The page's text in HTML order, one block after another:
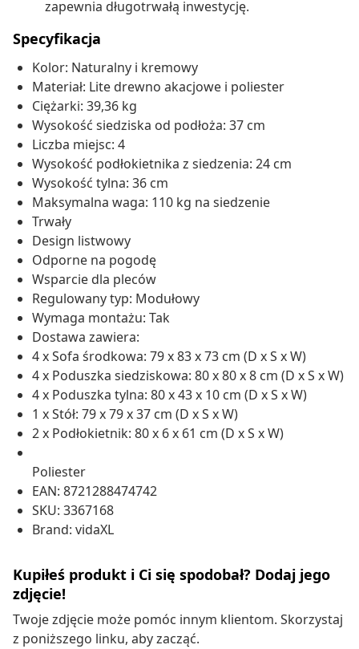
zapewnia długotrwałą inwestycję.
Specyfikacja
Kolor: Naturalny i kremowy
Materiał: Lite drewno akacjowe i poliester
Ciężarki: 39,36 kg
Wysokość siedziska od podłoża: 37 cm
Liczba miejsc: 4
Wysokość podłokietnika z siedzenia: 24 cm
Wysokość tylna: 36 cm
Maksymalna waga: 110 kg na siedzenie
Trwały
Design listwowy
Odporne na pogodę
Wsparcie dla pleców
Regulowany typ: Modułowy
Wymaga montażu: Tak
Dostawa zawiera:
4 x Sofa środkowa: 79 x 83 x 73 cm (D x S x W)
4 x Poduszka siedziskowa: 80 x 80 x 8 cm (D x S x W)
4 x Poduszka tylna: 80 x 43 x 10 cm (D x S x W)
1 x Stół: 79 x 79 x 37 cm (D x S x W)
2 x Podłokietnik: 80 x 6 x 61 cm (D x S x W)
Poliester
EAN: 8721288474742
SKU: 3367168
Brand: vidaXL
Kupiłeś produkt i Ci się spodobał? Dodaj jego
zdjęcie!
Twoje zdjęcie może pomóc innym klientom. Skorzystaj
z poniższego linku, aby zacząć.